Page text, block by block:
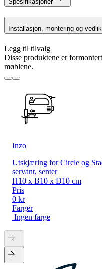
Installasjon, montering og
Legg til tilvalg
Disse produktene er
møblene.
Inzo
Utskjæring for Circle og
servant, senter
H10 x B10 x D10 cm
Pris
0 kr
Farger
Ingen farge